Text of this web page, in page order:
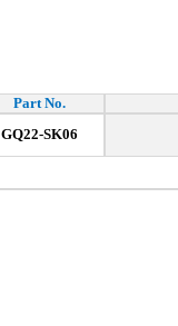
Part No.
GQ22-SK06